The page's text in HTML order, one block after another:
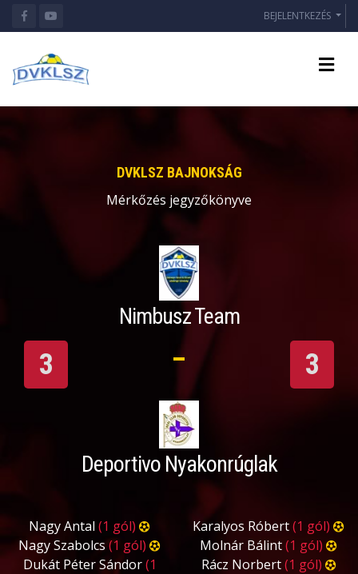
BEJELENTKEZÉS
DVKLSZ BAJNOKSÁG
Mérkőzés jegyzőkönyve
Nimbusz Team
3 3
Deportivo Nyakonrúglak
Nagy Antal (1 gól)
Nagy Szabolcs (1 gól)
Dukát Péter Sándor(1
Karalyos Róbert(1 gól)
Molnár Bálint(1 gól)
Rácz Norbert(1 gól)